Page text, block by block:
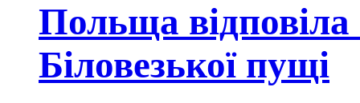
Польща відповіла
Біловезької пущі